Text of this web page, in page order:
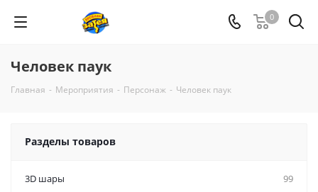
0
Человек паук
Главная - Мероприятия - Персонаж - Человек паук
Разделы товаров
3D шары
99